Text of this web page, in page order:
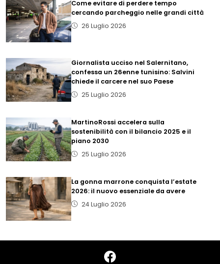
Come evitare di perdere tempo
cercando parcheggio nelle grandi città
26 Luglio 2026
Giornalista ucciso nel Salernitano,
confessa un 26enne tunisino: Salvini
chiede il carcere nel suo Paese
25 Luglio 2026
MartinoRossi accelera sulla
sostenibilità con il bilancio 2025 e il
piano 2030
25 Luglio 2026
La gonna marrone conquista l’estate
2026: il nuovo essenziale da avere
24 Luglio 2026